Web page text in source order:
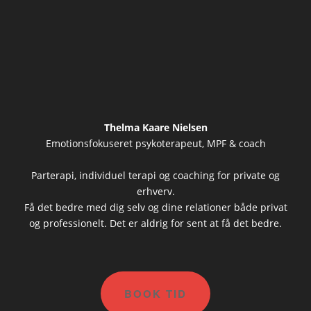
Kristiansen
Thelma Kaare Nielsen
Emotionsfokuseret psykoterapeut, MPF & coach
Parterapi, individuel terapi og coaching for private og
erhverv.
Få det bedre med dig selv og dine relationer både privat
og professionelt. Det er aldrig for sent at få det bedre.
BOOK TID